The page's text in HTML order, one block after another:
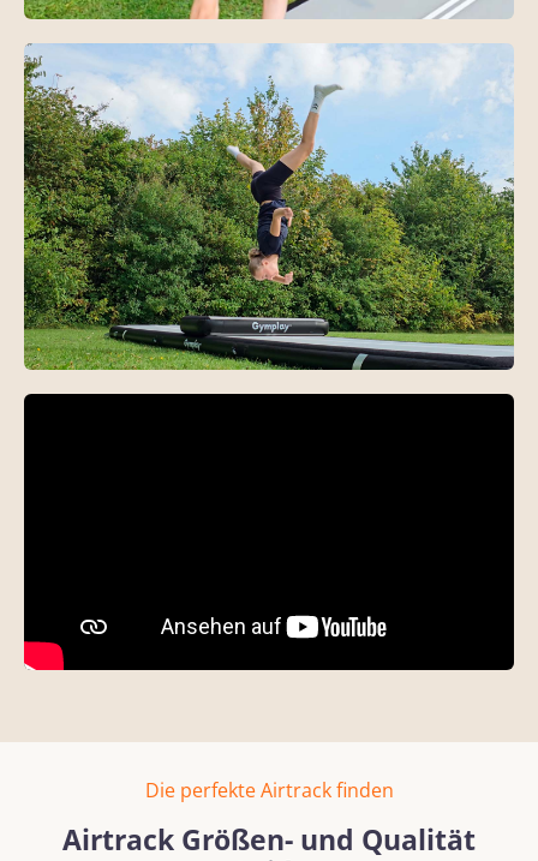
Die perfekte Airtrack finden
Airtrack Größen- und Qualität